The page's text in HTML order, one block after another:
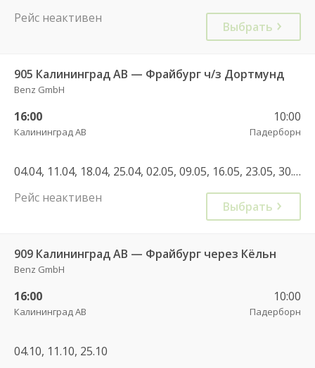
Рейс неактивен
Выбрать
905 Калининград АВ — Фрайбург ч/з Дортмунд
Benz GmbH
16:00
Калининград АВ
10:00
Падерборн
04.04, 11.04, 18.04, 25.04, 02.05, 09.05, 16.05, 23.05, 30.05, 06.06, 13.06, 20.06, 27.06, 12.05, 19.05, 26.05, 02.06, 09.06, 16.06, 23.06, 30.06, 04.07, 07.07, 11.07, 14.07, 18.07, 21.07, 25.07, 28.07, 01.08, 04.08, 08.08, 11.08, 15.08, 18.08, 22.08, 25.08, 29.08, 05.09, 08.09, 12.09, 15.09, 19.09, 22.09, 26.09, 29.09, 01.09, 03.10, 04.10, 11.10, 17.10, 18.10, 25.10, 24.10, 10.10, 03.04, 04.04, 10.04, 11.04, 17.04, 18.04, 24.04, 25.04, 01.05, 02.05, 08.05, 09.05, 15.05, 16.05, 22.05, 23.05, 29.05, 30.05, 05.06, 06.06, 12.06, 13.06, 19.06, 20.06, 26.06, 27.06, 03.07, 04.07, 10.07, 11.07, 17.07, 18.07, 24.07, 25.07, 31.07, 01.08, 07.08, 08.08, 14.08, 15.08, 21.08, 22.08, 28.08, 29.08, 04.09, 05.09, 11.09, 12.09, 18.09, 19.09, 25.09, 26.09, 02.10, 03.10, 09.10, 10.10, 16.10, 17.10, 23.10, 24.10
Рейс неактивен
Выбрать
909 Калининград АВ — Фрайбург через Кёльн
Benz GmbH
16:00
Калининград АВ
10:00
Падерборн
04.10, 11.10, 25.10